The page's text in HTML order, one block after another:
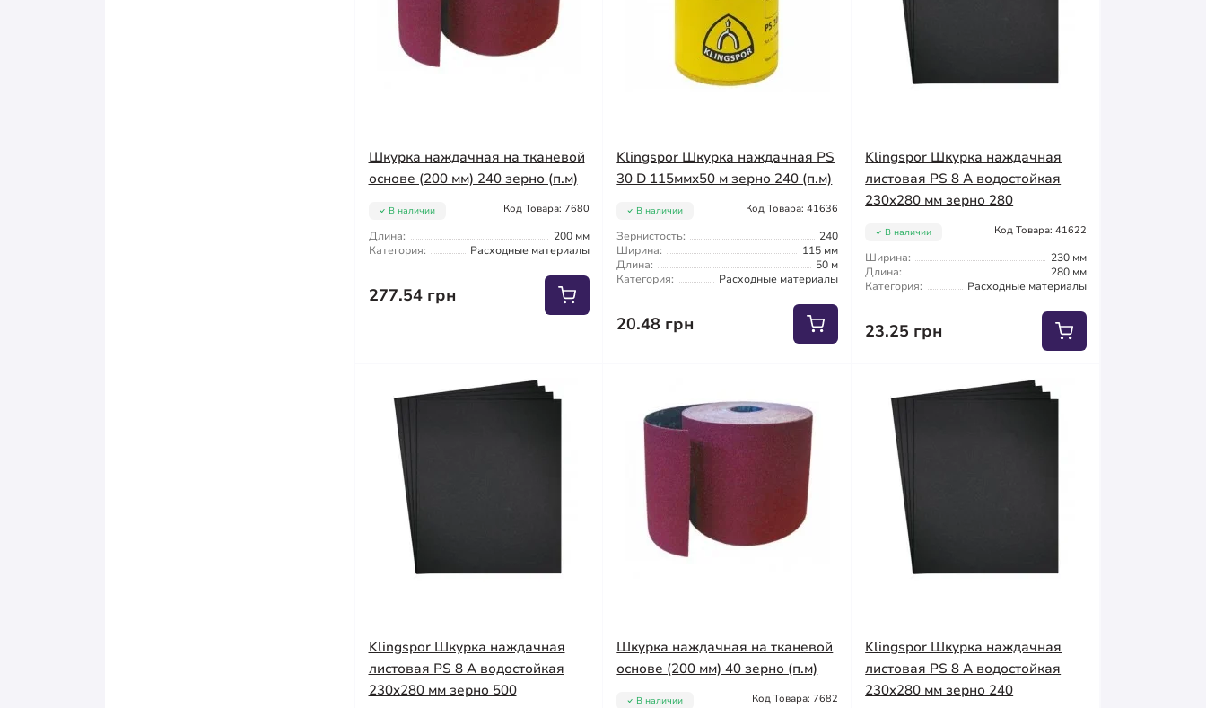
Шкурка наждачная на тканевой
основе (200 мм) 240 зерно (п.м)
В наличии Код Товара: 7680
Длина:
200 мм
Категория:
Расходные материалы
277.54 грн
Klingspor Шкурка наждачная PS
30 D 115ммx50 м зерно 240 (п.м)
В наличии Код Товара: 41636
Зернистость:
240
Ширина:
115 мм
Длина:
50 м
Категория:
Расходные материалы
20.48 грн
Klingspor Шкурка наждачная
листовая PS 8 A водостойкая
230x280 мм зерно 280
В наличии Код Товара: 41622
Ширина:
230 мм
Длина:
280 мм
Категория:
Расходные материалы
23.25 грн
Klingspor Шкурка наждачная
листовая PS 8 A водостойкая
230x280 мм зерно 500
Шкурка наждачная на тканевой
основе (200 мм) 40 зерно (п.м)
В наличии Код Товара: 7682
Klingspor Шкурка наждачная
листовая PS 8 A водостойкая
230x280 мм зерно 240